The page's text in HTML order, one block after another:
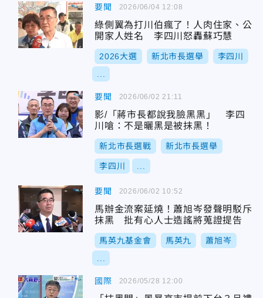
要聞
綠側翼為打川伯瘋了！人肉住家、公
開家人姓名 李四川怒轟蘇巧慧
2026大選 新北市長選舉 李四川
2026/06/04 12:08
要聞
影/「蔣市長都說我臉黑黑」 李四
川嗆：不是曬黑是被抹黑！
新北市長選戰 新北市長選舉
李四川
2026/06/02 21:11
要聞
馬辦金流案延燒！蕭旭岑發聲明駁斥
抹黑 批有心人士造謠將蒐證提告
馬英九基金會 馬英九 蕭旭岑
2026/06/02 10:52
國際 2026/05/28 12:00